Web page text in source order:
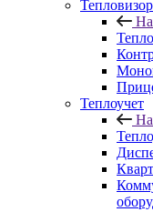
Теплоучет